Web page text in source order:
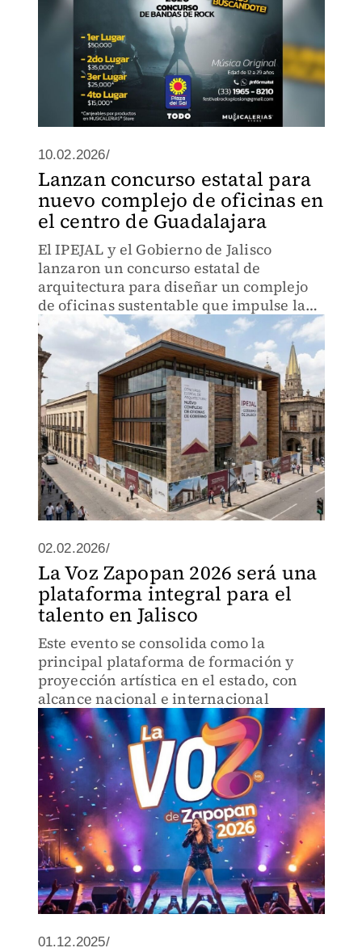
10.02.2026/
Lanzan concurso estatal para
nuevo complejo de oficinas en
el centro de Guadalajara
El IPEJAL y el Gobierno de Jalisco
lanzaron un concurso estatal de
arquitectura para diseñar un complejo
de oficinas sustentable que impulse la
reactivación económica y respete el
valor histórico del centro de
Guadalajara.
02.02.2026/
La Voz Zapopan 2026 será una
plataforma integral para el
talento en Jalisco
Este evento se consolida como la
principal plataforma de formación y
proyección artística en el estado, con
alcance nacional e internacional
01.12.2025/